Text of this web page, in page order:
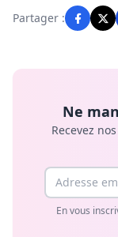
Partager :
Ne
Recevez
Email
En vous